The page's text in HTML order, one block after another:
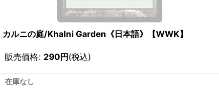
カルニの庭/Khalni Garden《日本語》【WWK】
販売価格: 290円(税込)
在庫なし